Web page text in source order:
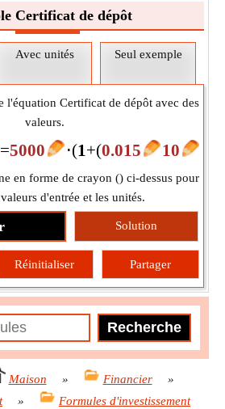
Certificat de dépôt
Avec unités Seul exemple
l'équation Certificat de dépôt avec des
valeurs.
=5000 ⋅(1+(0.015 10
en forme de crayon () ci-dessus pour
d'entrée et les unités.
Solution
Réinitialiser Partager
Maison » Financier
»
»
Formules d'investissement